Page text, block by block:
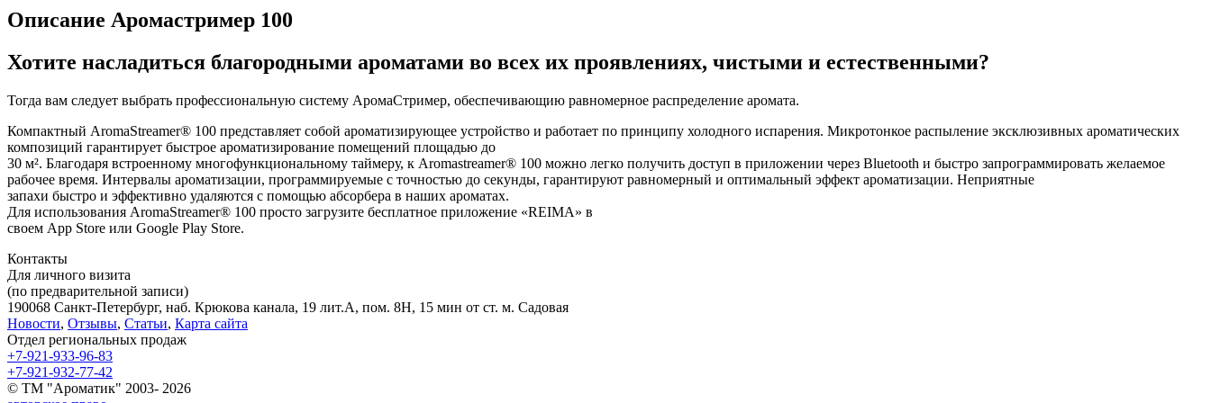
Описание Аромастример 100
Хотите насладиться благородными ароматами во всех их проявлениях, чистыми и естественными?
Тогда вам следует выбрать профессиональную систему АромаСтример, обеспечивающию равномерное распределение аромата.
Компактный AromaStreamer® 100 представляет собой ароматизирующее устройство и работает по принципу холодного испарения. Микротонкое распыление эксклюзивных ароматических
композиций гарантирует быстрое ароматизирование помещений площадью до
30 м². Благодаря встроенному многофункциональному таймеру, к Aromastreamer® 100 можно легко получить доступ в приложении через Bluetooth и быстро запрограммировать желаемое
рабочее время. Интервалы ароматизации, программируемые с точностью до секунды, гарантируют равномерный и оптимальный эффект ароматизации. Неприятные
запахи быстро и эффективно удаляются с помощью абсорбера в наших ароматах.
Для использования AromaStreamer® 100 просто загрузите бесплатное приложение «REIMA» в
своем App Store или Google Play Store.
Контакты
Для личного визита
(по предварительной записи)
190068 Санкт-Петербург, наб. Крюкова канала, 19 лит.А, пом. 8Н, 15 мин от ст. м. Садовая
Новости, Отзывы, Статьи, Карта сайта
Отдел региональных продаж
+7-921-933-96-83
+7-921-932-77-42
© ТМ "Ароматик" 2003- 2026